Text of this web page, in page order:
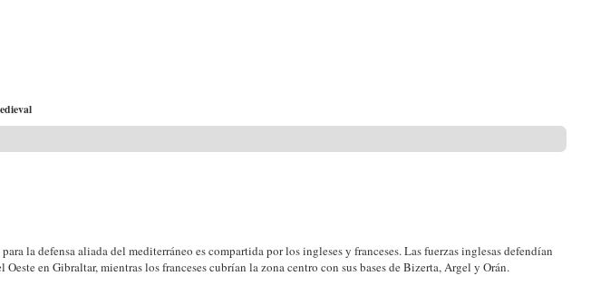
la defensa aliada del mediterráneo es compartida por los ingleses y franceses. Las fuerzas inglesas defendían
en Gibraltar, mientras los franceses cubrían la zona centro con sus bases de Bizerta, Argel y Orán.